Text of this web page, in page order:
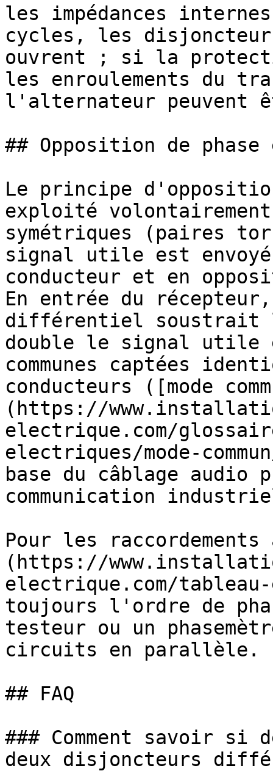
les impédances
cycles, les
ouvrent ; si la
les enroulements du
l'alternateur
## Opposition de
Le principe
exploité
symétriques (paires
signal utile est envoyé
conducteur et en
En entrée du
différentiel soustrait
double le signal utile
communes captées
conducteurs ([mode
(https://
electrique.com/
electriques/mode-
base du câblage audio
communication
Pour les
(https://
electrique.com/
toujours l'ordre de
testeur ou un
circuits en parallèle.
## FAQ
### Comment savoir si
deux disjoncteurs